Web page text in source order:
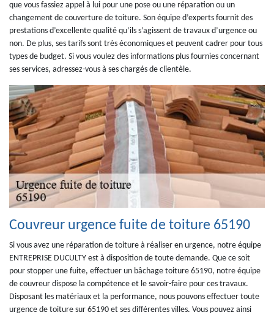
que vous fassiez appel à lui pour une pose ou une réparation ou un
changement de couverture de toiture. Son équipe d’experts fournit des
prestations d’excellente qualité qu’ils s’agissent de travaux d’urgence ou
non. De plus, ses tarifs sont très économiques et peuvent cadrer pour tous
types de budget. Si vous voulez des informations plus fournies concernant
ses services, adressez-vous à ses chargés de clientèle.
Couvreur urgence fuite de toiture 65190
Si vous avez une réparation de toiture à réaliser en urgence, notre équipe
ENTREPRISE DUCULTY est à disposition de toute demande. Que ce soit
pour stopper une fuite, effectuer un bâchage toiture 65190, notre équipe
de couvreur dispose la compétence et le savoir-faire pour ces travaux.
Disposant les matériaux et la performance, nous pouvons effectuer toute
urgence de toiture sur 65190 et ses différentes villes. Vous pouvez ainsi